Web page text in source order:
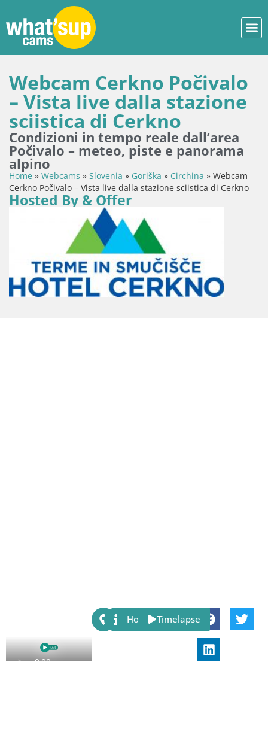
Webcam Cerkno Počivalo
– Vista live dalla stazione
sciistica di Cerkno
Condizioni in tempo reale dall’area
Počivalo – meteo, piste e panorama
alpino
Home » Webcams » Slovenia » Goriška » Circhina » Webcam
Cerkno Počivalo – Vista live dalla stazione sciistica di Cerkno
Hosted By & Offer
Share:
Host Timelapse